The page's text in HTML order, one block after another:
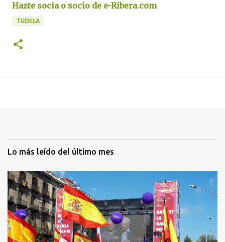
Hazte socia o socio de e-Ribera.com
TUDELA
Lo más leído del último mes